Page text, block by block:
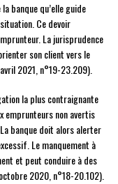
banque qu’elle guide
Ce devoir
La jurisprudence
son client vers le
2021, n°19-23.209).
la plus contraignante
emprunteurs non avertis
banque doit alors alerter
Le manquement à
et peut conduire à des
2020, n°18-20.102).